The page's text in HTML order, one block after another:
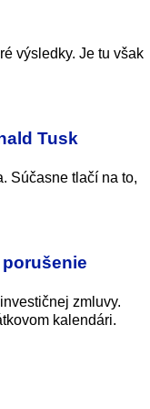
výsledky. Je tu však
Tusk
Súčasne tlačí na to,
zmluvy.
kalendári.